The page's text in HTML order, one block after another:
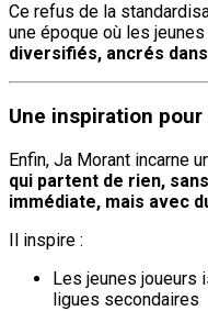
Ce refus de la
une époque où les
diversifiés, ancrés
Une inspiration pour
Enfin, Ja Morant incarne
qui partent de rien,
immédiate, mais avec
Il inspire :
Les jeunes joueurs
ligues secondaires